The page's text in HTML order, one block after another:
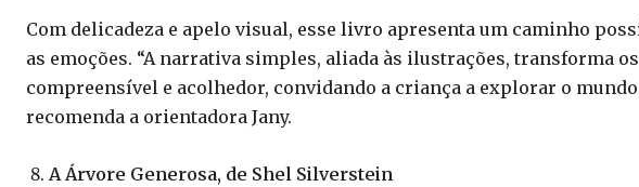
Com delicadeza e apelo visual, esse livro apresenta um caminho
as emoções. “A narrativa simples, aliada às ilustrações, transforma
compreensível e acolhedor, convidando a criança a explorar o
recomenda a orientadora Jany.
A Árvore Generosa, de Shel Silverstein